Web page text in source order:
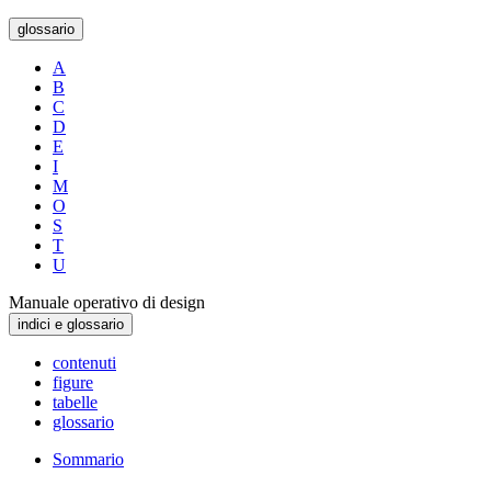
glossario
A
B
C
D
E
I
M
O
S
T
U
Manuale operativo di design
indici e glossario
contenuti
figure
tabelle
glossario
Sommario